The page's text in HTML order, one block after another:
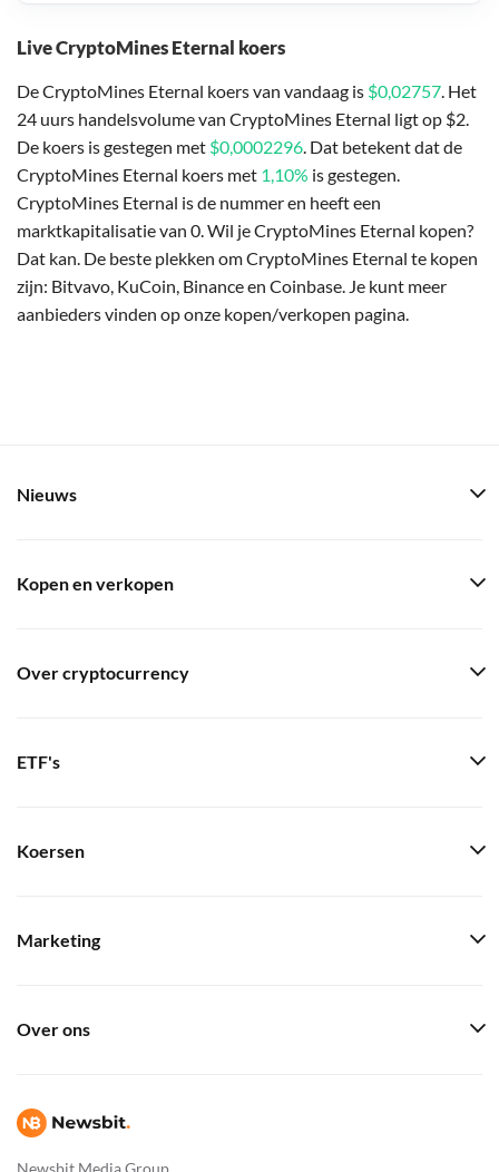
Live CryptoMines Eternal koers
De CryptoMines Eternal koers van vandaag is $0,02757. Het
24 uurs handelsvolume van CryptoMines Eternal ligt op $2.
De koers is gestegen met $0,0002296. Dat betekent dat de
CryptoMines Eternal koers met 1,10% is gestegen.
CryptoMines Eternal is de nummer en heeft een
marktkapitalisatie van 0. Wil je CryptoMines Eternal kopen?
Dat kan. De beste plekken om CryptoMines Eternal te kopen
zijn: Bitvavo, KuCoin, Binance en Coinbase. Je kunt meer
aanbieders vinden op onze kopen/verkopen pagina.
Newsbit Media Group
Nieuws
Kopen en verkopen
Over cryptocurrency
ETF's
Koersen
Marketing
Over ons